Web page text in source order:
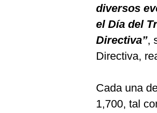
diversos
el Día del
Directiva”,
Directiva,
Cada una
1,700, tal